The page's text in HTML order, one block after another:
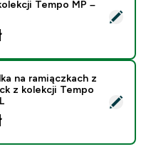
stanik sportowy z
Tempo MP –
koszulka na
na ramiączkach z
z kolekcji Tempo